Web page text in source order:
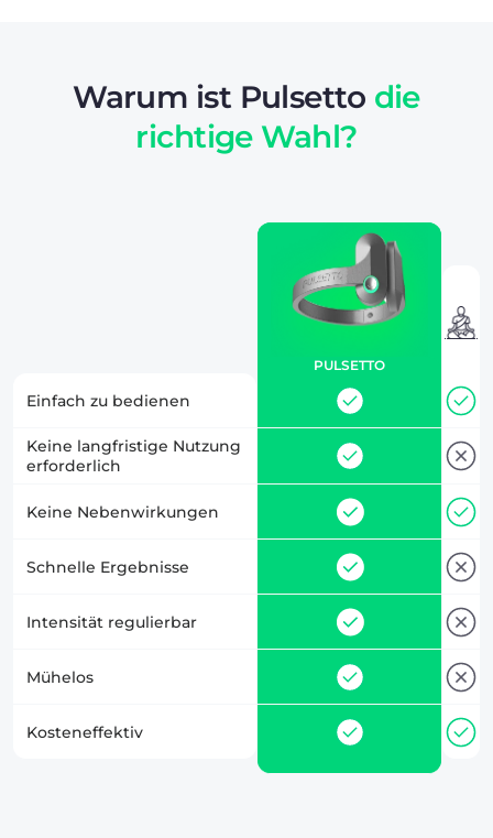
Warum ist Pulsetto die
richtige Wahl?
PULSETTO
Einfach zu bedienen
Keine langfristige Nutzung
erforderlich
Keine Nebenwirkungen
Schnelle Ergebnisse
Intensität regulierbar
Mühelos
Kosteneffektiv